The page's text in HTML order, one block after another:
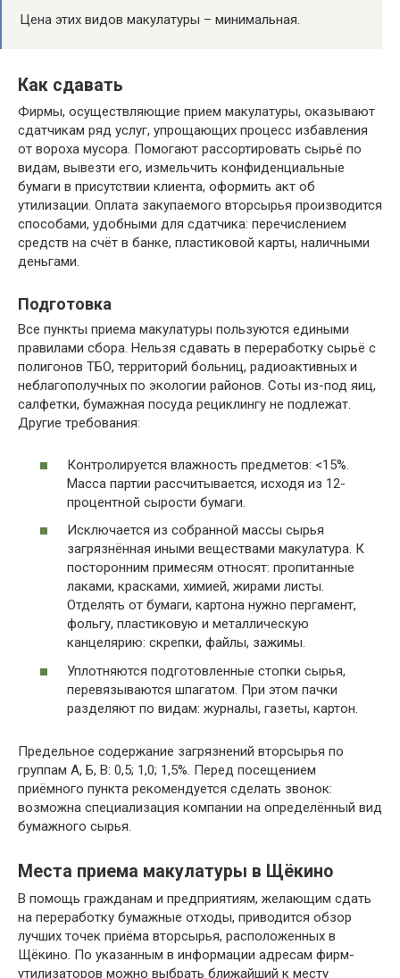
Цена этих видов макулатуры – минимальная.
Как сдавать
Фирмы, осуществляющие прием макулатуры, оказывают
сдатчикам ряд услуг, упрощающих процесс избавления
от вороха мусора. Помогают рассортировать сырьё по
видам, вывезти его, измельчить конфиденциальные
бумаги в присутствии клиента, оформить акт об
утилизации. Оплата закупаемого вторсырья производится
способами, удобными для сдатчика: перечислением
средств на счёт в банке, пластиковой карты, наличными
деньгами.
Подготовка
Все пункты приема макулатуры пользуются едиными
правилами сбора. Нельзя сдавать в переработку сырьё с
полигонов ТБО, территорий больниц, радиоактивных и
неблагополучных по экологии районов. Соты из-под яиц,
салфетки, бумажная посуда рециклингу не подлежат.
Другие требования:
Контролируется влажность предметов: <15%.
Масса партии рассчитывается, исходя из 12-
процентной сырости бумаги.
Исключается из собранной массы сырья
загрязнённая иными веществами макулатура. К
посторонним примесям относят: пропитанные
лаками, красками, химией, жирами листы.
Отделять от бумаги, картона нужно пергамент,
фольгу, пластиковую и металлическую
канцелярию: скрепки, файлы, зажимы.
Уплотняются подготовленные стопки сырья,
перевязываются шпагатом. При этом пачки
разделяют по видам: журналы, газеты, картон.
Предельное содержание загрязнений вторсырья по
группам А, Б, В: 0,5; 1,0; 1,5%. Перед посещением
приёмного пункта рекомендуется сделать звонок:
возможна специализация компании на определённый вид
бумажного сырья.
Места приема макулатуры в Щёкино
В помощь гражданам и предприятиям, желающим сдать
на переработку бумажные отходы, приводится обзор
лучших точек приёма вторсырья, расположенных в
Щёкино. По указанным в информации адресам фирм-
утилизаторов можно выбрать ближайший к месту